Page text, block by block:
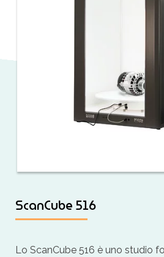
ScanCube 516
Lo ScanCube 516 è uno studio